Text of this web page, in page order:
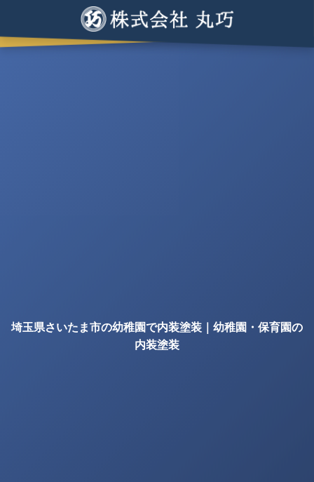
埼玉県さいたま市の幼稚園で内装塗装｜幼稚園・保育園の
内装塗装